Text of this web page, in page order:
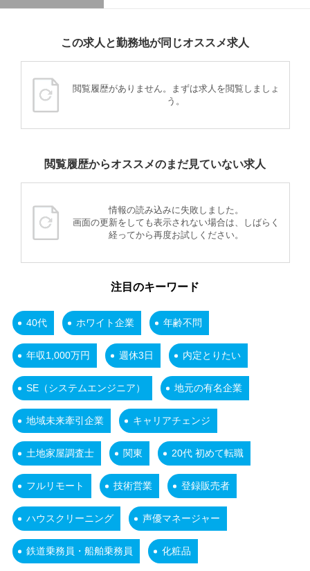
この求人と勤務地が同じオススメ求人
閲覧履歴がありません。まずは求人を閲覧しましょ
う。
閲覧履歴からオススメのまだ見ていない求人
情報の読み込みに失敗しました。
画面の更新をしても表示されない場合は、しばらく
経ってから再度お試しください。
注目のキーワード
40代 ホワイト企業 年齢不問
年収1,000万円 週休3日 内定とりたい
SE（システムエンジニア） 地元の有名企業
地域未来牽引企業 キャリアチェンジ
土地家屋調査士 関東 20代 初めて転職
フルリモート 技術営業 登録販売者
ハウスクリーニング 声優マネージャー
鉄道乗務員・船舶乗務員 化粧品